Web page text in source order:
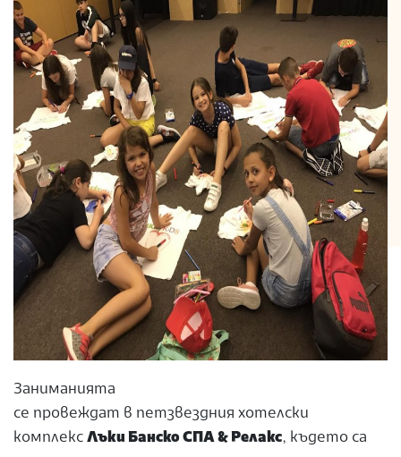
Заниманията
се провеждат в петзвездния хотелски
комплекс Лъки Банско СПА & Релакс, където са